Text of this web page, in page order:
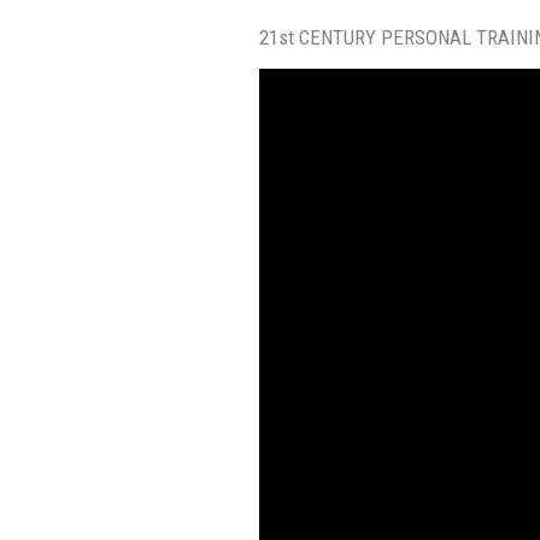
21st CENTURY PERSONAL